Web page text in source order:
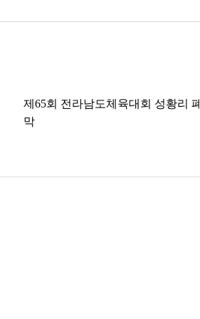
제65회 전라남도체육대회 성황리 폐
막